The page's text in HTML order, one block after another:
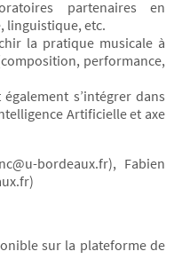
partenaires en
linguistique, etc.
la pratique musicale à
performance,
s’intégrer dans
Artificielle et axe
bordeaux.fr), Fabien
sur la plateforme de